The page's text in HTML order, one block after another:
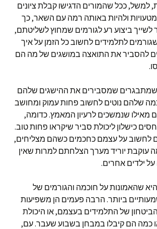
ככל שהמורים הדגישו קבלת ציונים
ולהיות באותה רמה עם השאר, כך
לשייך ביצוע רע לגורמים שמחוץ לשליטתם,
לתלמידים לחשוב כל הזמן על איך
להסביר את התואצה במושגים של מה הם
שמסבירים את ההישגים שלהם
שלהם נוטים לחשוב פחות עמוק ומחושב
מאילו שנמשכים לרעיון המאמץ. כדומה,
כישלון ליכולת סביר שיקראו פחות טוב.
לחשוב על עצמם כחכמים כשהם מצליחים,
עוקבת יוריד מערך הצלחתם למרות שאין
ילדים אחרים.
שהאמונות על חוכמה והגורמים של
ביותר. הרבה פעמים הן משפיעות
של התלמידים בעצמם, או היכולת
כמה הם קיבלו במבחן בשבוע שעבר. עם,